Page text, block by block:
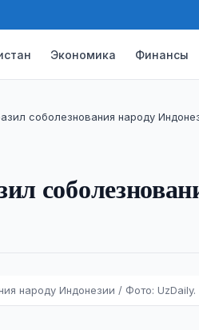
Экономика Финансы
соболезнования народу
народу Индонезии / Фото: UzDaily.